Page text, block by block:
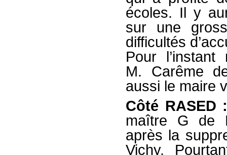
écoles. Il y
sur une
difficultés
Pour
M. Carême
aussi le maire
Côté RASED
maître G de
après la
Vichy.